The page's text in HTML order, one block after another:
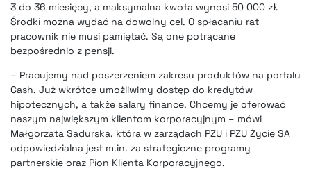
3 do 36 miesięcy, a maksymalna kwota wynosi 50 000 zł.
Środki można wydać na dowolny cel. O spłacaniu rat
pracownik nie musi pamiętać. Są one potrącane
bezpośrednio z pensji.
– Pracujemy nad poszerzeniem zakresu produktów na portalu
Cash. Już wkrótce umożliwimy dostęp do kredytów
hipotecznych, a także salary finance. Chcemy je oferować
naszym największym klientom korporacyjnym – mówi
Małgorzata Sadurska, która w zarządach PZU i PZU Życie SA
odpowiedzialna jest m.in. za strategiczne programy
partnerskie oraz Pion Klienta Korporacyjnego.